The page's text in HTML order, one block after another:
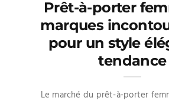
Prêt-à-porter
marques
pour un style
tendance
Le marché du prêt-à-porter